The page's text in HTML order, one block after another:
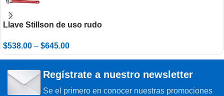
Llave Stillson de uso rudo
$538.00 – $645.00
Regístrate a nuestro newsletter
Se el primero en conocer nuestras promociones